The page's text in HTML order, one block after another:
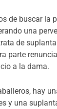
de buscar la
una
de
parte
a la dama.
hay
y una